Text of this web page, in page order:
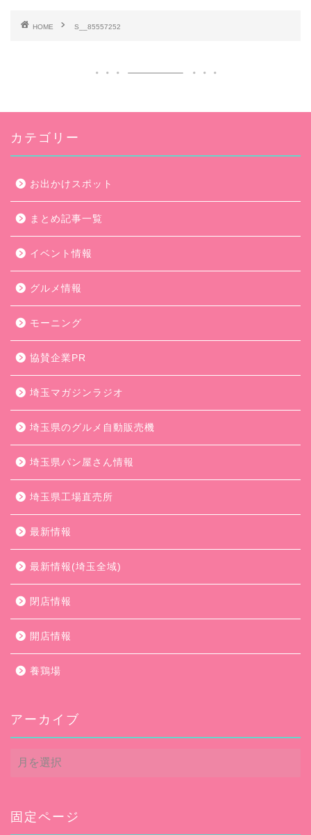
HOME S__85557252
カテゴリー
お出かけスポット
まとめ記事一覧
イベント情報
グルメ情報
モーニング
協賛企業PR
埼玉マガジンラジオ
埼玉県のグルメ自動販売機
埼玉県パン屋さん情報
埼玉県工場直売所
最新情報
最新情報(埼玉全域)
閉店情報
開店情報
養鶏場
アーカイブ
ア
ー
ブ
固定ページ